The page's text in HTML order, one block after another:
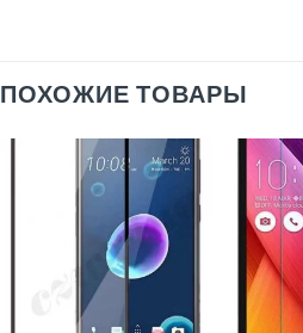
ПОХОЖИЕ ТОВАРЫ
Добавить
в
Избранное